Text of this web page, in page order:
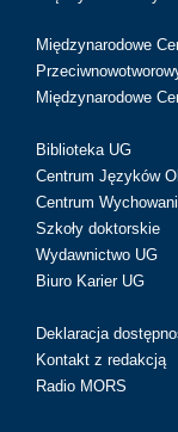
Międzynarodowe
Międzynarodowe
Biblioteka UG
Centrum Języków
Centrum
Szkoły doktorskie
Wydawnictwo UG
Biuro Karier UG
Deklaracja
Kontakt z redakcją
Radio MORS